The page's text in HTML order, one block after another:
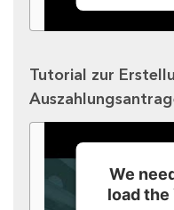
Tutorial zur
We
load